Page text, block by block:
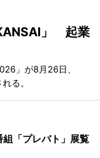
」 起業
」が8月26日、
る。
「プレバト」展覧